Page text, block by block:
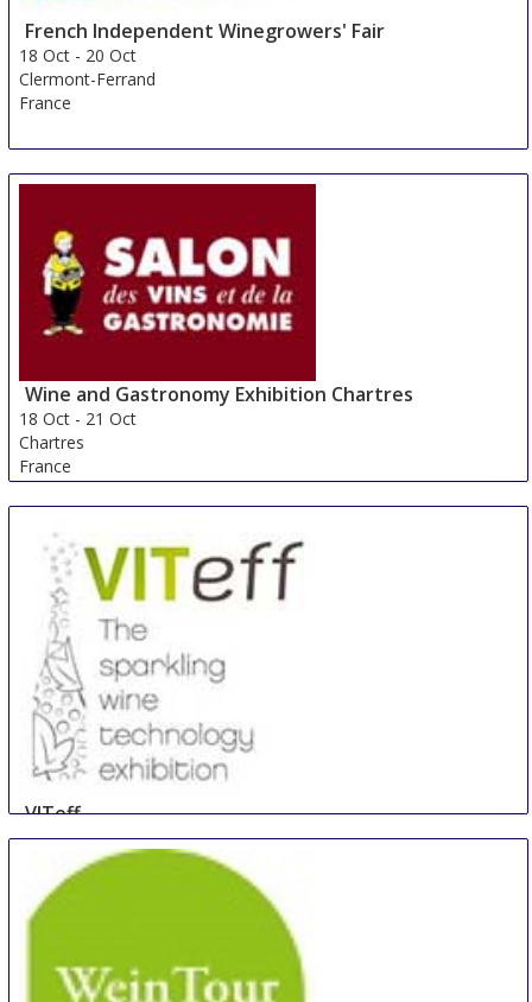
French Independent Winegrowers' Fair
18 Oct - 20 Oct
Clermont-Ferrand
France
Wine and Gastronomy Exhibition Chartres
18 Oct - 21 Oct
Chartres
France
VITeff
19 Oct-22 Oct
Epernay
France